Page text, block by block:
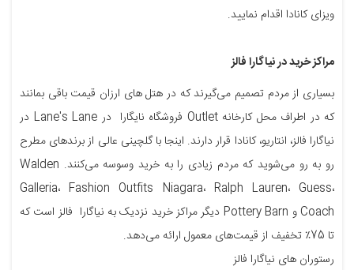
ویزای کانادا اقدام نمایید.
مراکز خرید در نیاگارا فالز
بسیاری از مردم تصمیم می‌گیرند که در هتل های ارزان قیمت باقی بمانند
که در اطراف محل کارخانه Outlet فروشگاه نایگارا در Lane's Lane در
نیاگارا فالز، انتاریو، کانادا قرار دارند. اینجا با گلچینی عالی از برندهای مطرح
رو به رو می‌شوید که مردم زیادی را به خرید وسوسه می‌کنند. Walden
Galleria، Fashion Outfits Niagara، Ralph Lauren، Guess،
Coach و Pottery Barn دیگر مراکز خرید نزدیک به نیاگارا فالز است که
تا 75٪ تخفیف از قیمت‌های معمول ارائه می‌دهد.
رستوران های نیاگارا فالز